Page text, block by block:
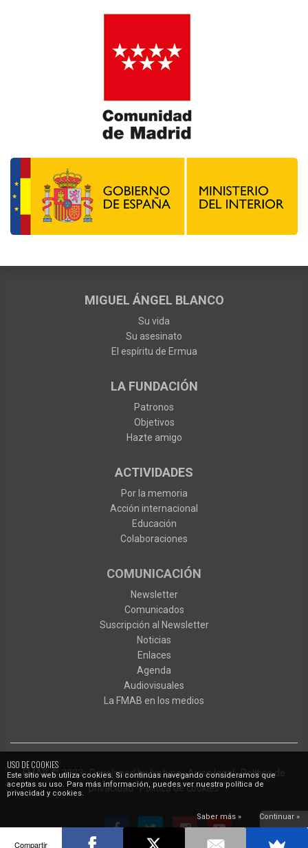
USO DE COOKIES
Este sitio web utiliza cookies. Si continúas navegando consideramos que
aceptas su uso. Para más información, puedes ver nuestra política de
privacidad y cookies.
Saber más » Continuar »
MIGUEL ÁNGEL BLANCO
Su vida
Su asesinato
El espíritu de Ermua
LA FUNDACIÓN
Patronos
Objetivos
Hazte amigo
ACTIVIDADES
Por la memoria
Acción internacional
Educación
Colaboraciones
COMUNICACIÓN
Newsletter
Comunicados
Suscripción al Newsletter
Noticias
Enlaces
Agenda
Audiovisuales
La FMAB en los medios
FMAB© 2023·Developed byIxotype·Aviso legal·Política de
privacidad·Política de cookies
Compartir